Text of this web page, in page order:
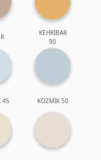
KEHRİBAR
90
45 KOZMİK 50